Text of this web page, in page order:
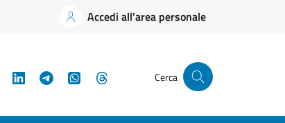
Accedi all'area personale
InstagramLinkedInTelegramWhatsApp Cerca